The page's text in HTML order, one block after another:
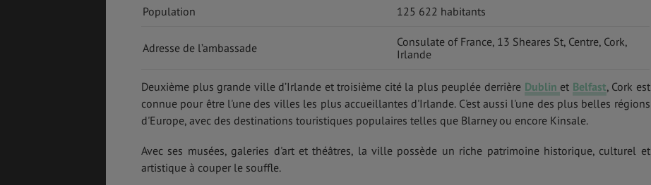
Population 125 622 habitants
Adresse de l’ambassade
Consulate of France, 13 Sheares St, Centre, Cork,
Irlande
Deuxième plus grande ville d’Irlande et troisième cité la plus peuplée derrière Dublin et Belfast, Cork est
connue pour être l'une des villes les plus accueillantes d'Irlande. C'est aussi l'une des plus belles régions
d'Europe, avec des destinations touristiques populaires telles que Blarney ou encore Kinsale.
Avec ses musées, galeries d'art et théâtres, la ville possède un riche patrimoine historique, culturel et
artistique à couper le souffle.